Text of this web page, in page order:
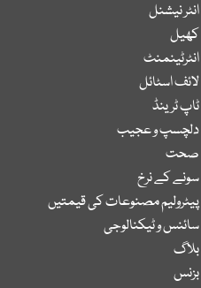
انٹر نیشنل
کھیل
انٹرٹینمنٹ
لائف اسٹائل
ٹاپ ٹرینڈ
دلچسپ و عجیب
صحت
سونے کے نرخ
پیٹرولیم مصنوعات کی قیمتیں
سائنس و ٹیکنالوجی
بلاگ
بزنس